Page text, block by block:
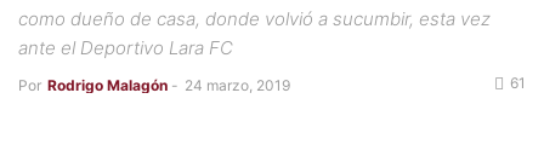
como dueño de casa, donde volvió a sucumbir, esta vez
ante el Deportivo Lara FC
Por Rodrigo Malagón - 24 marzo, 2019 61